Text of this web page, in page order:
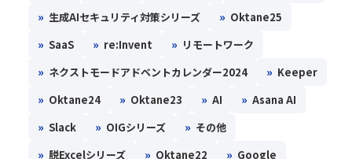
» 生成AIセキュリティ対策シリーズ » Oktane25
» SaaS » re:Invent » リモートワーク
» ネクストモードアドベントカレンダー2024 » Keeper
» Oktane24 » Oktane23 » AI » Asana AI
» Slack » OIGシリーズ » その他
» 脱Excelシリーズ » Oktane22 » Google